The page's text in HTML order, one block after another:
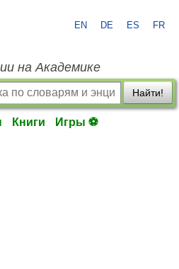
EN DE ES FR
на Академике
Найти!
Книги Игры ⚽